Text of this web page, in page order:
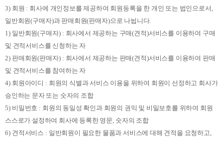
3) 회원 : 회사에 개인정보를 제공하여 회원등록을 한 개인 또는 법인으로서 ,
일반회원(구매자)과 판매회원(판매자)으로 나뉩니다.
1) 일반회원(구매자) : 회사에서 제공하는 구매(견적)서비스를 이용하여 구매
및 견적서비스를 신청하는 자
2) 판매회원(판매자) : 회사에서 제공하는 판매(견적)서비스를 이용하여 판매
및 견적서비스를 참여하는 자
4) 회원아이디 : 회원의 식별과 서비스 이용을 위하여 회원이 선정하고 회사가
승인하는 문자 또는 숫자의 조합
5) 비밀번호 : 회원의 동일성 확인과 회원의 권익 및 비밀보호를 위하여 회원
스스로가 설정하여 회사에 등록한 영문, 숫자의 조합
6) 견적서비스 : 일반회원이 필요한 물품과 서비스에 대해 견적을 요청하고,